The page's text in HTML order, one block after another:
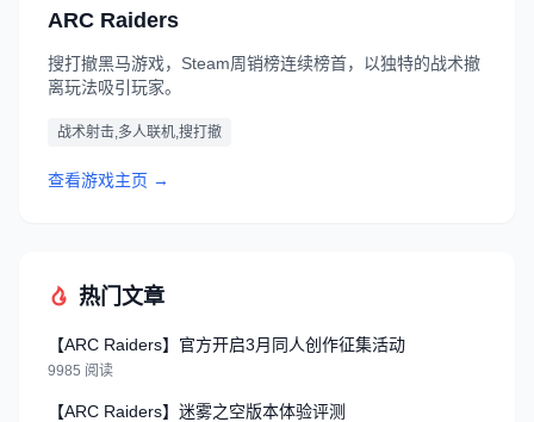
ARC Raiders
搜打撤黑马游戏，Steam周销榜连续榜首，以独特的战术撤
离玩法吸引玩家。
战术射击,多人联机,搜打撤
查看游戏主页 →
热门文章
【ARC Raiders】官方开启3月同人创作征集活动
9985 阅读
【ARC Raiders】迷雾之空版本体验评测